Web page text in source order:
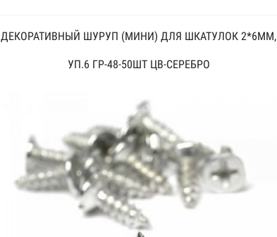
ДЕКОРАТИВНЫЙ ШУРУП (МИНИ) ДЛЯ ШКАТУЛОК 2*6ММ,
УП.6 ГР-48-50ШТ ЦВ-СЕРЕБРО